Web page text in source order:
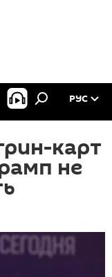
РУС
карт
не